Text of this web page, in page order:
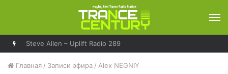
Steve Allen – Uplift Radio 289
Главная / Записи эфира / Alex NEGNIY